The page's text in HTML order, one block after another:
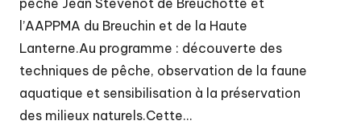
pêche Jean Stevenot de Breuchotte et
l’AAPPMA du Breuchin et de la Haute
Lanterne.Au programme : découverte des
techniques de pêche, observation de la faune
aquatique et sensibilisation à la préservation
des milieux naturels.Cette…